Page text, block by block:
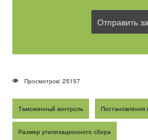
Отправить
Просмотров: 25157
Таможенный контроль Постановления
Размер утилизационного сбора